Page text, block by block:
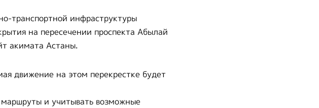
транспортной инфраструктуры
на пересечении проспекта Абылай
акимата Астаны.
движение на этом перекрестке будет
и учитывать возможные